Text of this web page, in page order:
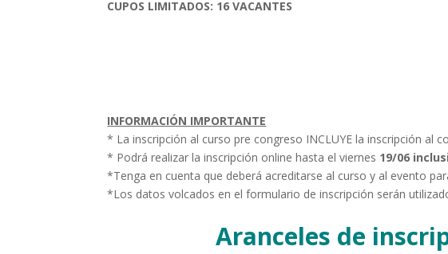
CUPOS LIMITADOS: 16 VACANTES
INFORMACIÓN IMPORTANTE
* La inscripción al curso pre congreso INCLUYE la inscripción al
* Podrá realizar la inscripción online hasta el viernes 19/06
*Tenga en cuenta que deberá acreditarse al curso y al evento
*Los datos volcados en el formulario de inscripción serán
Aranceles de